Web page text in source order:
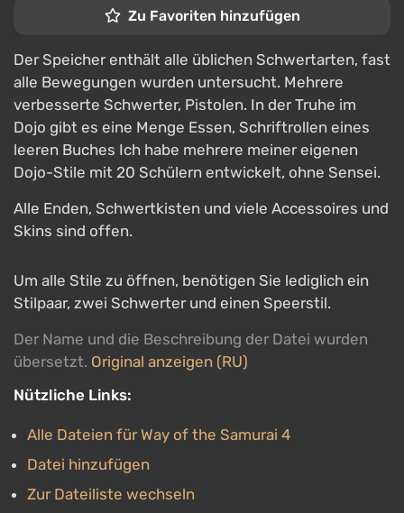
Zu Favoriten hinzufügen
Der Speicher enthält alle üblichen Schwertarten, fast
alle Bewegungen wurden untersucht. Mehrere
verbesserte Schwerter, Pistolen. In der Truhe im
Dojo gibt es eine Menge Essen, Schriftrollen eines
leeren Buches Ich habe mehrere meiner eigenen
Dojo-Stile mit 20 Schülern entwickelt, ohne Sensei.
Alle Enden, Schwertkisten und viele Accessoires und
Skins sind offen.
Um alle Stile zu öffnen, benötigen Sie lediglich ein
Stilpaar, zwei Schwerter und einen Speerstil.
Der Name und die Beschreibung der Datei wurden
übersetzt. Original anzeigen (RU)
Nützliche Links:
Alle Dateien für Way of the Samurai 4
Datei hinzufügen
Zur Dateiliste wechseln